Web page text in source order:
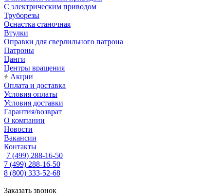
С электрическим приводом
Труборезы
Оснастка станочная
Втулки
Оправки для сверлильного патрона
Патроны
Цанги
Центры вращения
Акции
Оплата и доставка
Условия оплаты
Условия доставки
Гарантия/возврат
О компании
Новости
Вакансии
Контакты
7 (499) 288-16-50
7 (499) 288-16-50
8 (800) 333-52-68
Заказать звонок